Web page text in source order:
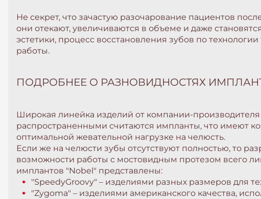
Не секрет, что зачастую разочарование пациентов
они отекают, увеличиваются в объеме и даже
эстетики, процесс восстановления зубов по
работы.
ПОДРОБНЕЕ О РАЗНОВИДНОСТЯХ
Широкая линейка изделий от компании-
распространенными считаются импланты, что имеют
оптимальной жевательной нагрузке на челюсть.
Если же на челюсти зубы отсутствуют полностью, то
возможности работы с мостовидным протезом всего
имплантов "Nobel" представлены:
"SpeedyGroovy" – изделиями разных размеров для
"Zygoma" – изделиями американского качества,